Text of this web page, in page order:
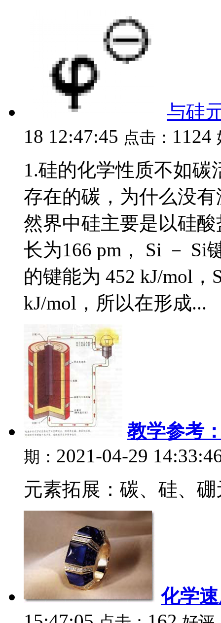
与硅
18 12:47:45 点击： 1124
1.硅的化学性质不如
存在的碳，为什么没
然界中硅主要是以硅
长为166 pm， Si － Si
的键能为 452 kJ/mol
kJ/mol，所以在形成...
教学参考
期： 2021-04-29
元素拓展：碳、硅、
化学